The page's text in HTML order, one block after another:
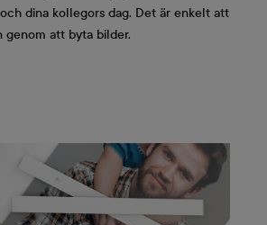
dina kollegors dag. Det är enkelt att
genom att byta bilder.